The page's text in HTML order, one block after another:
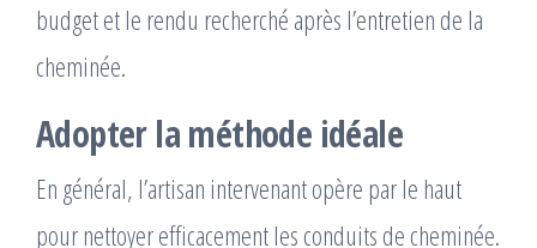
budget et le rendu recherché après l’entretien de la
cheminée.
Adopter la méthode idéale
En général, l’artisan intervenant opère par le haut
pour nettoyer efficacement les conduits de cheminée.